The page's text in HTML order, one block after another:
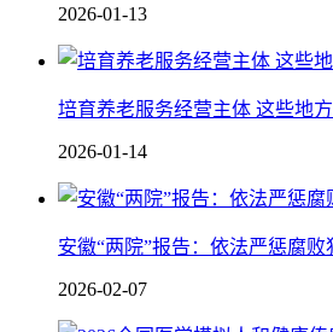
2026-01-13
培育养老服务经营主体 这些地
2026-01-14
安徽“两院”报告：依法严惩腐败
2026-02-07